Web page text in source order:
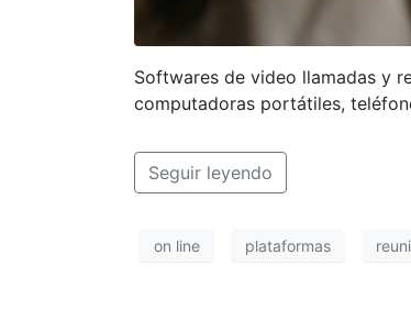
Softwares de video llamadas y
computadoras portátiles,
Seguir leyendo
on line plataformas